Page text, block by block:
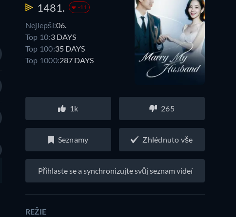
1481. -11
Nejlepší:06.
Top 10:3 DAYS
Top 100:35 DAYS
Top 1000:287 DAYS
1k 265
Seznamy Zhlédnuto vše
Přihlaste se a synchronizujte svůj seznam videí
REŽIE